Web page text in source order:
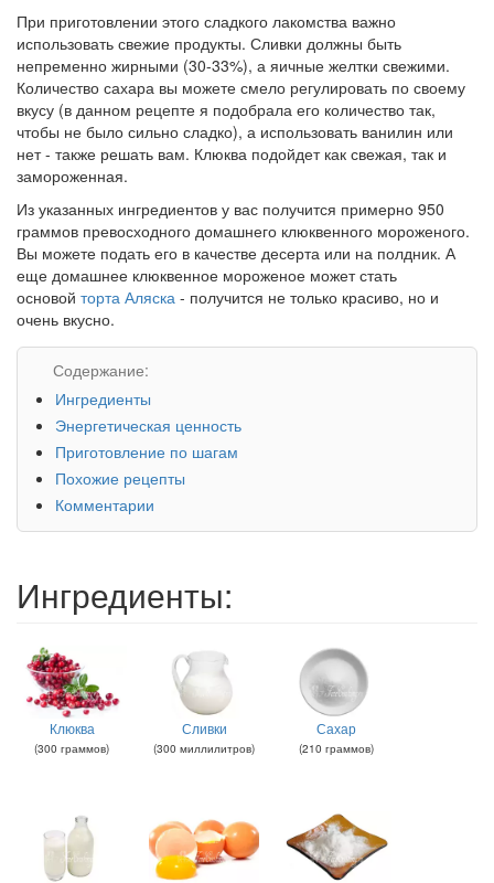
При приготовлении этого сладкого лакомства важно
использовать свежие продукты. Сливки должны быть
непременно жирными (30-33%), а яичные желтки свежими.
Количество сахара вы можете смело регулировать по своему
вкусу (в данном рецепте я подобрала его количество так,
чтобы не было сильно сладко), а использовать ванилин или
нет - также решать вам. Клюква подойдет как свежая, так и
замороженная.
Из указанных ингредиентов у вас получится примерно 950
граммов превосходного домашнего клюквенного мороженого.
Вы можете подать его в качестве десерта или на полдник. А
еще домашнее клюквенное мороженое может стать
основой торта Аляска - получится не только красиво, но и
очень вкусно.
Содержание:
Ингредиенты
Энергетическая ценность
Приготовление по шагам
Похожие рецепты
Комментарии
Ингредиенты:
Клюква
(300 граммов)
Сливки
(300 миллилитров)
Сахар
(210 граммов)